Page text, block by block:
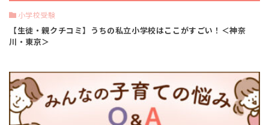
小学校受験
【生徒・親クチコミ】うちの私立小学校はここがすごい！＜神奈
川・東京＞